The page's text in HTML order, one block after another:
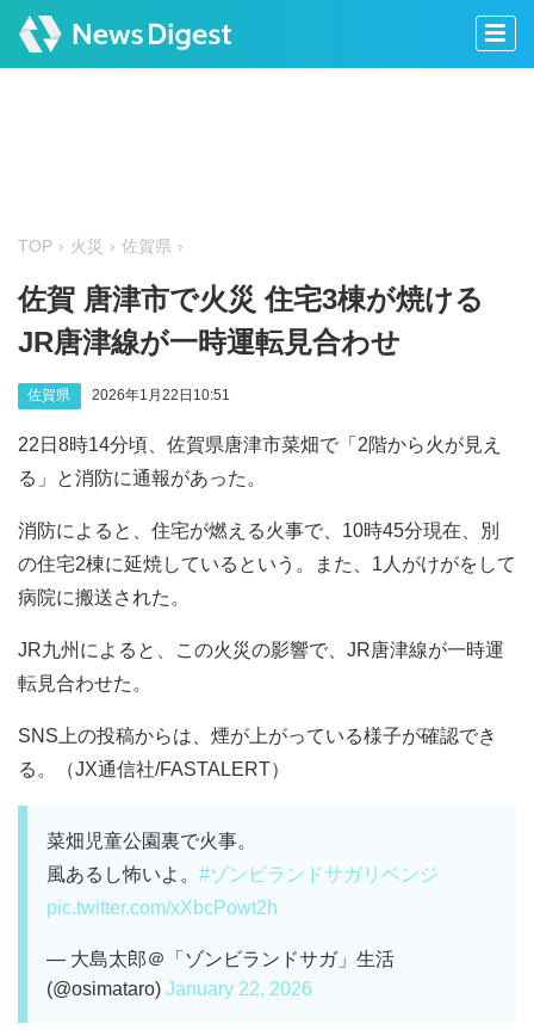
TOP 火災 佐賀県
佐賀 唐津市で火災 住宅3棟が焼ける
JR唐津線が一時運転見合わせ
佐賀県 2026年1月22日10:51
22日8時14分頃、佐賀県唐津市菜畑で「2階から火が見え
る」と消防に通報があった。
消防によると、住宅が燃える火事で、10時45分現在、別
の住宅2棟に延焼しているという。また、1人がけがをして
病院に搬送された。
JR九州によると、この火災の影響で、JR唐津線が一時運
転見合わせた。
SNS上の投稿からは、煙が上がっている様子が確認でき
る。（JX通信社/FASTALERT）
菜畑児童公園裏で火事。
風あるし怖いよ。 #ゾンビランドサガリベンジ
pic.twitter.com/xXbcPowt2h
— 大島太郎＠「ゾンビランドサガ」生活
(@osimataro) January 22, 2026